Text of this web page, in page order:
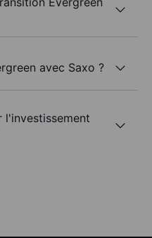
avec Saxo ?
l'investissement